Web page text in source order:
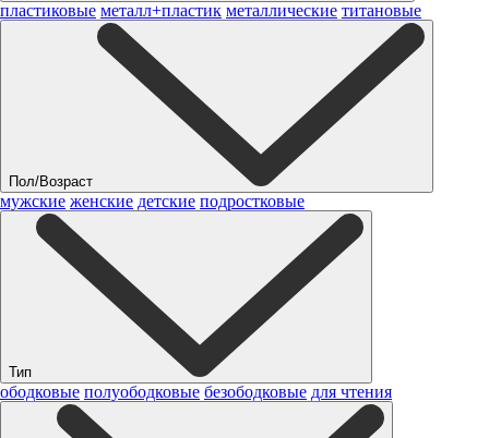
пластиковые металл+пластик металлические титановые
Пол/Возраст
мужские женские детские подростковые
Тип
ободковые полуободковые безободковые для чтения